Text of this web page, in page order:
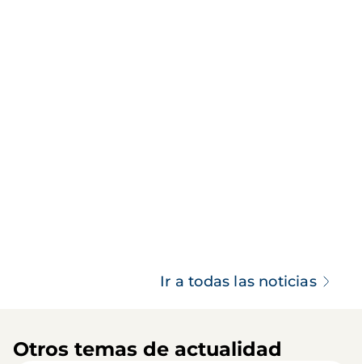
Ir a todas las noticias
Otros temas de actualidad